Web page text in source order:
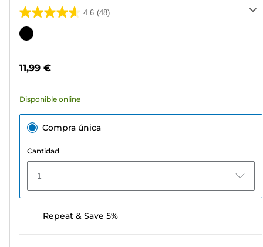
4.6 (48)
4.6
de
48
Cartucho
color
11,99 €
Disponible online
Compra única
Cantidad
1
Repeat & Save 5%